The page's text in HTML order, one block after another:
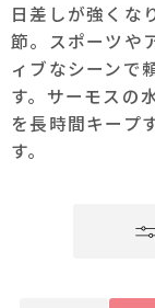
日差しが強くな
節。スポーツや
ィブなシーンで
す。サーモスの
を長時間キープ
す。